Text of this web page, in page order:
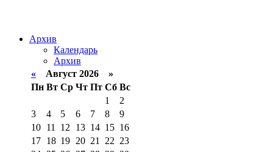
Архив
Календарь
Архив
« Август 2026 »
Пн Вт Ср Чт Пт Сб Вс
1
2
3
4 5 6 7 8
9
10 11 12 13 14 15 16
17 18 19 20 21 22 23